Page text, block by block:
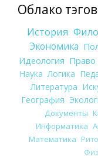
Облако тэгов
История
Экономика
Идеология Право
Наука Логика
Литература
География
Документы
Информатика
Математика